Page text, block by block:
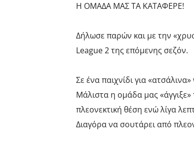
Η ΟΜΑΔΑ ΜΑΣ ΤΑ ΚΑΤΑΦΕΡΕ!
Δήλωσε παρών και με την
League 2 της επόμενης σεζόν.
Σε ένα παιχνίδι για
Μάλιστα η ομάδα μας «άγγιξε»
πλεονεκτική θέση ενώ λίγα
Διαγόρα να σουτάρει από